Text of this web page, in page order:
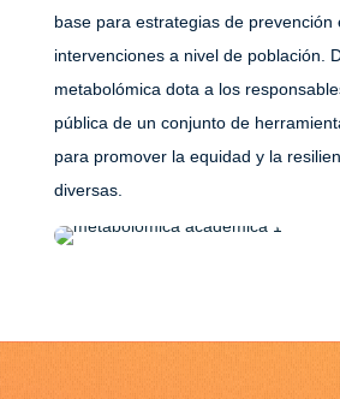
base para estrategias de prevención
intervenciones a nivel de población.
metabolómica dota a los
pública de un conjunto de
para promover la equidad y la
diversas.